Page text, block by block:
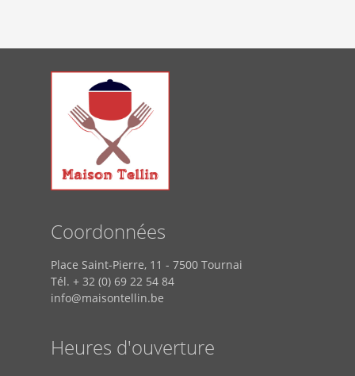
Coordonnées
Place Saint-Pierre, 11 - 7500 Tournai
Tél. + 32 (0) 69 22 54 84
info@maisontellin.be
Heures d'ouverture